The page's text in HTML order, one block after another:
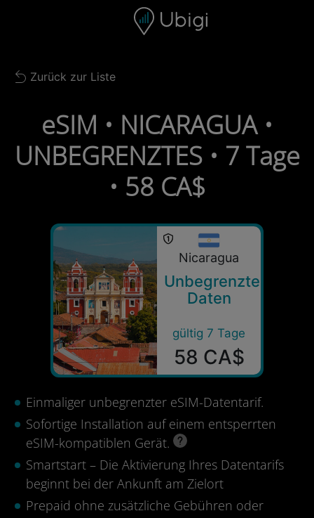
Navigationsleiste Fußzeile
Back to list
Zurück zur Liste
eSIM • NICARAGUA •
UNBEGRENZTES • 7 Tage
• 58 CA$
Nicaragua
Unbegrenzte
Daten
gültig 7 Tage
58 CA$
Einmaliger unbegrenzter eSIM-Datentarif.
Sofortige Installation auf einem entsperrten
eSIM-kompatiblen Gerät.
Smartstart – Die Aktivierung Ihres Datentarifs
beginnt bei der Ankunft am Zielort
Prepaid ohne zusätzliche Gebühren oder